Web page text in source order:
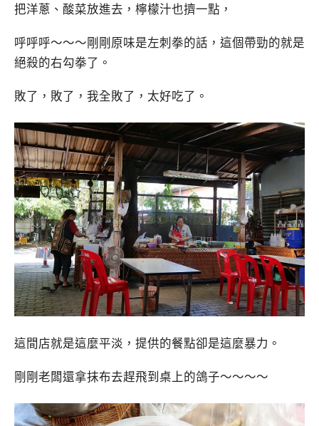
把洋蔥、酸菜放進去，檸檬汁也擠一點，
呼呼呼～～～剛剛原味是左刺拳的話，這個帶勁的就是
絕殺的右勾拳了。
敗了，敗了，我全敗了，太好吃了。
這間店就是這麼平淡，提供的餐點卻是這麼暴力。
剛剛老闆還拿抹布去趕飛到桌上的鴿子～～～～